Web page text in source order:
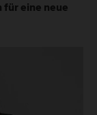
für eine neue